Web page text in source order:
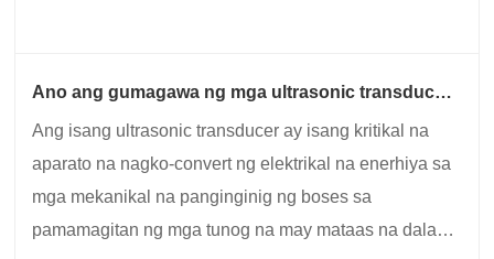
Ano ang gumagawa ng mga ultrasonic transducer
Ang isang ultrasonic transducer ay isang kritikal na
aparato na nagko-convert ng elektrikal na enerhiya sa
mga mekanikal na panginginig ng boses sa
pamamagitan ng mga tunog na may mataas na dalas-